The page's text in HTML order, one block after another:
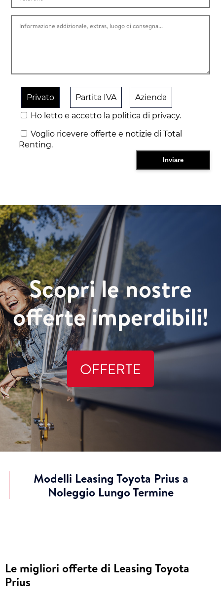
Privato Partita IVA
Azienda
Ho letto e accetto la politica di privacy.
Voglio ricevere offerte e notizie di Total
Renting.
Scopri le nostre
offerte imperdibili!
OFFERTE
Modelli Leasing Toyota Prius a
Noleggio Lungo Termine
Le migliori offerte di Leasing Toyota
Prius